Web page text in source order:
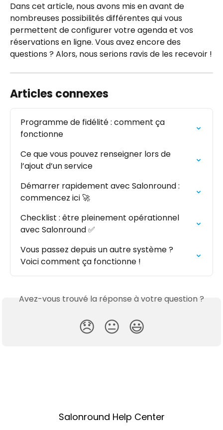
Dans cet article, nous avons mis en avant de
nombreuses possibilités différentes qui vous
permettent de configurer votre agenda et vos
réservations en ligne. Vous avez encore des
questions ? Alors, nous serions ravis de les recevoir !
Articles connexes
Programme de fidélité : comment ça
fonctionne
Ce que vous pouvez renseigner lors de
l’ajout d’un service
Démarrer rapidement avec Salonround :
commencez ici 🚀
Checklist : être pleinement opérationnel
avec Salonround ✅
Vous passez depuis un autre système ?
Voici comment ça fonctionne !
Avez-vous trouvé la réponse à votre question ?
😞 😐 😃
Salonround Help Center